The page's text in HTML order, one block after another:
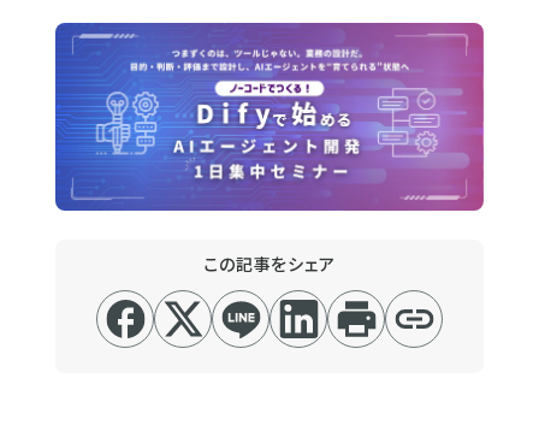
この記事をシェア